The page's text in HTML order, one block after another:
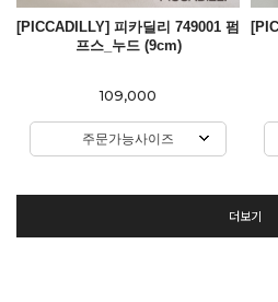
[PICCADILLY] 피카딜리 749001 펌
프스_누드 (9cm)
109,000
주문가능사이즈
더보기